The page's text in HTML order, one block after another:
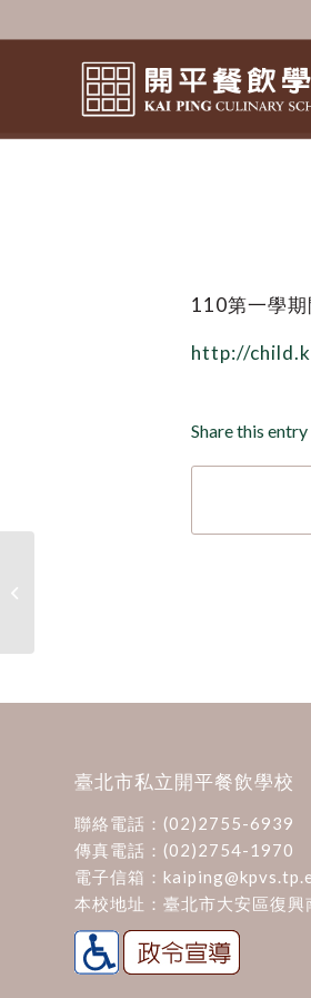
110第一學
http://
Share this entry
臺北市私立開平餐飲學校
聯絡電話： (02)2755-6939
傳真電話：(02)2754-1970
電子信箱：
本校地址： 臺北市大安區復